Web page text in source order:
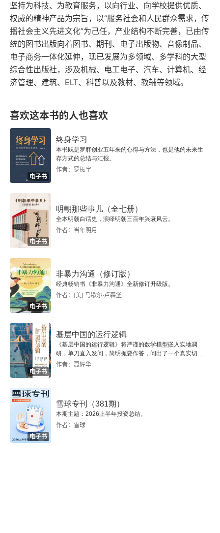
与茶无关的茶具
雪涛公子
摆一桌点茶茶席
四之点
一碗茶汤的追求
大宋斗茶国标
皇家七汤点茶法
点茶三昧手
你不知道的茶百戏
后记
参考文献
坚持为科技、为教育服务，以向行业、向学校提供优质、
权威的精神产品为宗旨，以“服务社会和人民群众需求，传
播社会主义先进文化”为己任，产业结构不断完善，已由传
统的图书出版向着图书、期刊、电子出版物、音像制品、
电子商务一体化延伸，现已发展为多领域、多学科的大型
综合性出版社，涉及机械、电工电子、汽车、计算机、经
济管理、建筑、ELT、科普以及教材、教辅等领域。
喜欢这本书的人也喜欢
电子书
终身学习
本书既是罗胖创业五年来的心得与方法，也是他的未来生
存方式的总结与汇报。
作者：罗振宇
电子书
明朝那些事儿（全七册）
全本明朝白话史，演绎明朝三百年兴衰风云。
作者：当年明月
电子书
非暴力沟通（修订版）
经典畅销书《非暴力沟通》全新修订升级版。
作者：[美] 马歇尔·卢森堡
电子书
基层中国的运行逻辑
《基层中国的运行逻辑》将严谨的数学模型嵌入实地调
研，单刀直入发问，简明扼要作答，问出了一个真实切近
的基层中国。
作者：聂辉华
电子书
雪球专刊（381期）
本期主题：2026上半年投资总结。
作者：雪球